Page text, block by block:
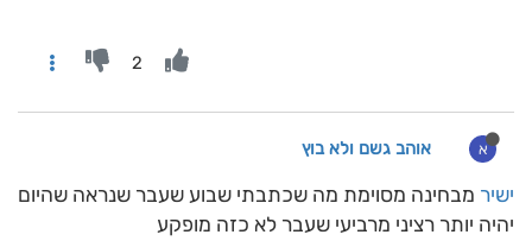
2
א אוהב גשם ולא בוץ
ישיר מבחינה מסוימת מה שכתבתי שבוע שעבר שנראה שהיום
יהיה יותר רציני מרביעי שעבר לא כזה מופקע